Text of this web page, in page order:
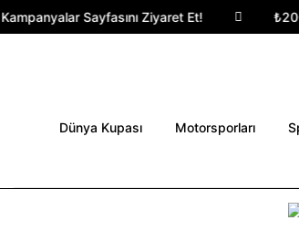
Sayfasını Ziyaret Et!
Dünya Kupası Motorsporları